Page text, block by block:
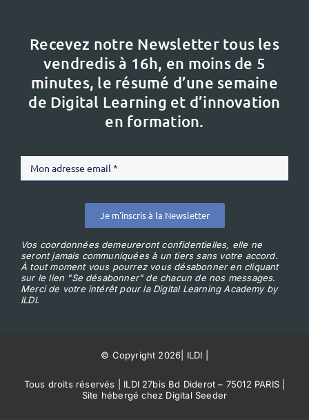
Recevez notre Newsletter tous les
vendredis à 16h, en moins de 5
minutes, le résumé d’une semaine
de Digital Learning et d’innovation
en formation.
Je m'inscris à la Newsletter
Vos coordonnées demeureront confidentielles, elle ne
seront jamais communiquées à un tiers sans votre accord.
À tout moment vous pourrez vous désabonner en cliquant
sur le lien "Se désabonner" de chacun de nos messages.
Merci de votre intérêt pour la Digital Learning Academy by
ILDI.
© Copyright 2026 ILDI
Tous droits réservés | ILDI 27bis Bd Diderot – 75012 PARIS |
Site hébergé chez Digital Seeder